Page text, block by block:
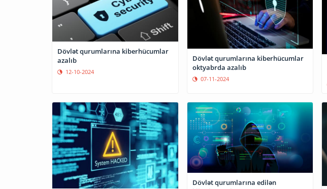
Dövlət qurumlarına kiberhücumlar
azalıb
12-10-2024
Dövlət qurumlarına kiberhücumlar
oktyabrda azalıb
07-11-2024
Dövlət qurumlarına edilən